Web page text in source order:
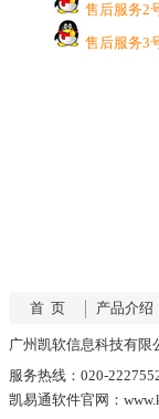
售后服务2
售后服务3
首 页 产品介绍
广州凯软信息科技有限
服务热线：020-
凯易通软件官网：